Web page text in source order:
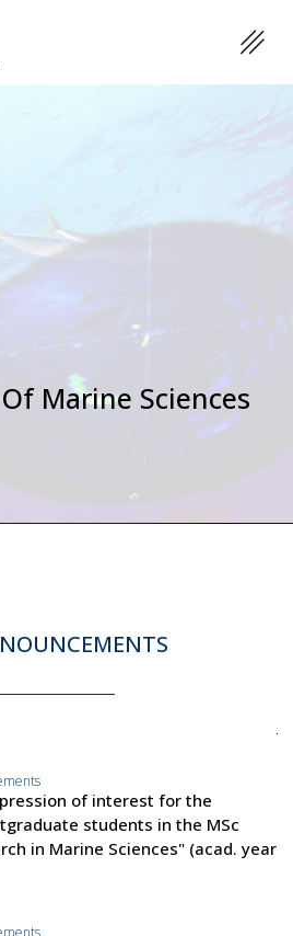
Marine Sciences
of interest for the
students in the MSc
in Marine Sciences" (acad. year